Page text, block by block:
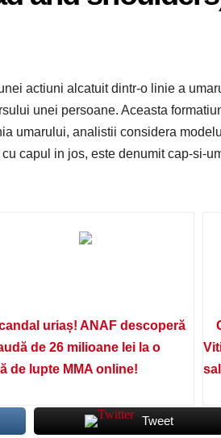
actiuni alcatuit dintr-o linie a
unei persoane. Aceasta
umarului, analistii considera
capul in jos, este denumit cap-si-
uriaș! ANAF descoperă
de 26 milioane lei la o
de lupte MMA online!
Tweet